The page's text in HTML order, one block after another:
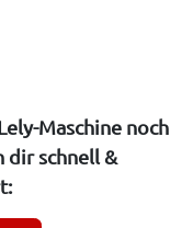
Maschine noch
dir schnell &